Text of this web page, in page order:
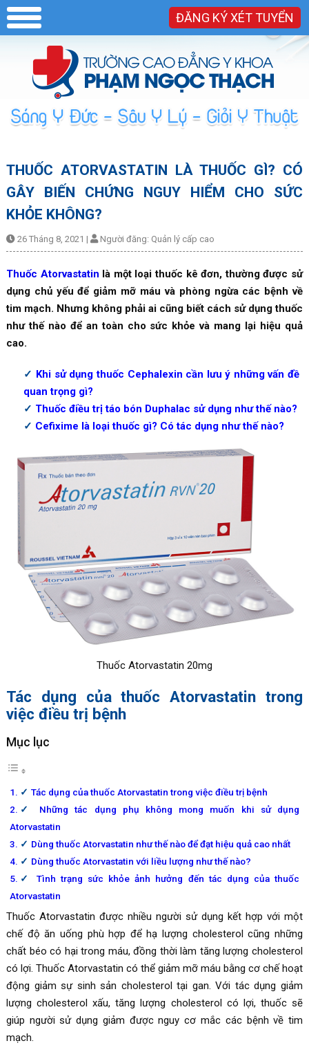
ĐĂNG KÝ XÉT TUYỂN
THUỐC ATORVASTATIN LÀ THUỐC GÌ? CÓ
GÂY BIẾN CHỨNG NGUY HIỂM CHO SỨC
KHỎE KHÔNG?
26 Tháng 8, 2021 | Người đăng: Quản lý cấp cao
Thuốc Atorvastatin là một loại thuốc kê đơn, thường được sử
dụng chủ yếu để giảm mỡ máu và phòng ngừa các bệnh về
tim mạch. Nhưng không phải ai cũng biết cách sử dụng thuốc
như thế nào để an toàn cho sức khỏe và mang lại hiệu quả
cao.
Khi sử dụng thuốc Cephalexin cần lưu ý những vấn đề
quan trọng gì?
Thuốc điều trị táo bón Duphalac sử dụng như thế nào?
Cefixime là loại thuốc gì? Có tác dụng như thế nào?
Thuốc Atorvastatin 20mg
Tác dụng của thuốc Atorvastatin trong
việc điều trị bệnh
Mục lục
Tác dụng của thuốc Atorvastatin trong việc điều trị bệnh
Những tác dụng phụ không mong muốn khi sử dụng
Atorvastatin
Dùng thuốc Atorvastatin như thế nào để đạt hiệu quả cao nhất
Dùng thuốc Atorvastatin với liều lượng như thế nào?
Tình trạng sức khỏe ảnh hưởng đến tác dụng của thuốc
Atorvastatin
Thuốc Atorvastatin được nhiều người sử dụng kết hợp với một
chế độ ăn uống phù hợp để hạ lượng cholesterol cũng những
chất béo có hại trong máu, đồng thời làm tăng lượng cholesterol
có lợi. Thuốc Atorvastatin có thể giảm mỡ máu bằng cơ chế hoạt
động giảm sự sinh sản cholesterol tại gan. Với tác dụng giảm
lượng cholesterol xấu, tăng lượng cholesterol có lợi, thuốc sẽ
giúp người sử dụng giảm được nguy cơ mắc các bệnh về tim
mạch.